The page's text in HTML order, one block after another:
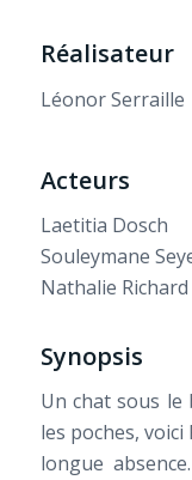
Réalisateur
Léonor Serraille
Acteurs
Laetitia Dosch
Souleymane
Nathalie Richard
Synopsis
Un chat sous le
les poches,
longue